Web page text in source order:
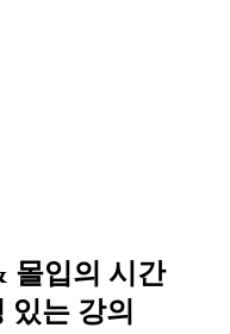
몰입의 시간
있는 강의